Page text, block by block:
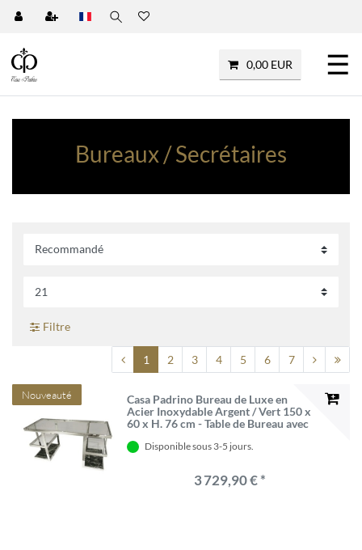
0,00 EUR ☰
Bureaux / Secrétaires
Filtre
1 2 3 4 5 6 7
Nouveauté
Casa Padrino Bureau de Luxe en
Acier Inoxydable Argent / Vert 150 x
60 x H. 76 cm - Table de Bureau avec
Disponible sous 3-5 jours.
3 729,90 € *